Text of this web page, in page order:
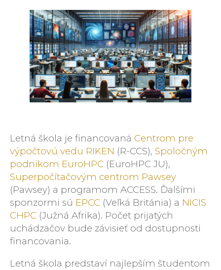
Letná škola je financovaná Centrom pre
výpočtovú vedu RIKEN (R-CCS), Spoločným
podnikom EuroHPC (EuroHPC JU),
Superpočítačovým centrom Pawsey
(Pawsey) a programom ACCESS. Ďalšími
sponzormi sú EPCC (Veľká Británia) a NICIS
CHPC (Južná Afrika). Počet prijatých
uchádzačov bude závisieť od dostupnosti
financovania.
Letná škola predstaví najlepším študentom